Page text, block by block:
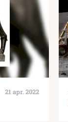
21 apr. 2022